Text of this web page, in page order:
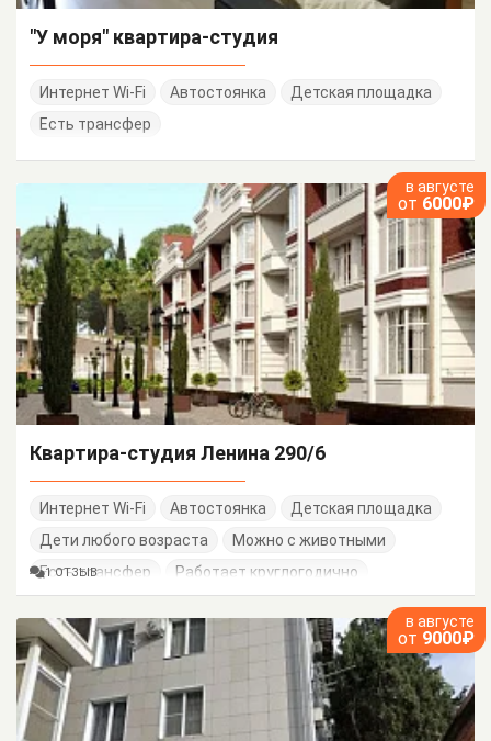
"У моря" квартира-студия
Интернет Wi-Fi Автостоянка
Детская площадка
Есть трансфер
в августе
от 6000₽
Квартира-студия Ленина 290/6
Интернет Wi-Fi Автостоянка
Детская площадка
Дети любого возраста
Можно с животными
Есть трансфер
Работает круглогодично
1 ОТЗЫВ
в августе
от 9000₽